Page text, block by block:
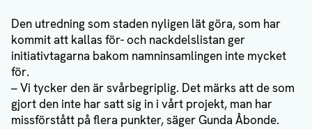
Den utredning som staden nyligen lät göra, som har
kommit att kallas för- och nackdelslistan ger
initiativtagarna bakom namninsamlingen inte mycket
för.
– Vi tycker den är svårbegriplig. Det märks att de som
gjort den inte har satt sig in i vårt projekt, man har
missförstått på flera punkter, säger Gunda Åbonde.